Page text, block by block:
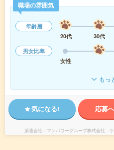
職場の雰囲気
年齢層
20代
30代
男女比率
女性
もっ
気になる! 応募
派遣会社 マンパワーグループ株式会社